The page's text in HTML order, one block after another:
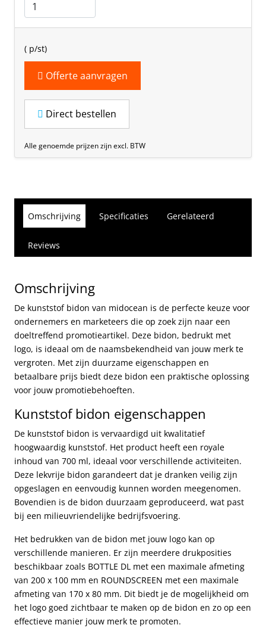
( p/st)
Offerte aanvragen
Direct bestellen
Alle genoemde prijzen zijn excl. BTW
Omschrijving Specificaties Gerelateerd
Reviews
Omschrijving
De kunststof bidon van midocean is de perfecte keuze voor
ondernemers en marketeers die op zoek zijn naar een
doeltreffend promotieartikel. Deze bidon, bedrukt met
logo, is ideaal om de naamsbekendheid van jouw merk te
vergroten. Met zijn duurzame eigenschappen en
betaalbare prijs biedt deze bidon een praktische oplossing
voor jouw promotiebehoeften.
Kunststof bidon eigenschappen
De kunststof bidon is vervaardigd uit kwalitatief
hoogwaardig kunststof. Het product heeft een royale
inhoud van 700 ml, ideaal voor verschillende activiteiten.
Deze lekvrije bidon garandeert dat je dranken veilig zijn
opgeslagen en eenvoudig kunnen worden meegenomen.
Bovendien is de bidon duurzaam geproduceerd, wat past
bij een milieuvriendelijke bedrijfsvoering.
Het bedrukken van de bidon met jouw logo kan op
verschillende manieren. Er zijn meerdere drukposities
beschikbaar zoals BOTTLE DL met een maximale afmeting
van 200 x 100 mm en ROUNDSCREEN met een maximale
afmeting van 170 x 80 mm. Dit biedt je de mogelijkheid om
het logo goed zichtbaar te maken op de bidon en zo op een
effectieve manier jouw merk te promoten.